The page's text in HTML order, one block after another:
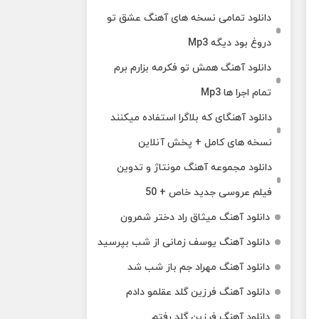
دانلود تمامی نسخه های آهنگ عشق تو
دروغ بود دیگه Mp3
دانلود آهنگ همش تو فکرمه بزارم برم
تمام اجرا ها Mp3
دانلود آهنگای که بلاگرا استفاده میکنند
نسخه های کامل + پخش آنلاین
دانلود مجموعه آهنگ مونتاژ و تدوین
فیلم عروسی جدید خاص + 50
دانلود آهنگ میثاق راد دختر شمرون
دانلود آهنگ یوسف زمانی از شب بپرسید
دانلود آهنگ مهراد جم باز شب شد
دانلود آهنگ فرزین گلد عقلمو دادم